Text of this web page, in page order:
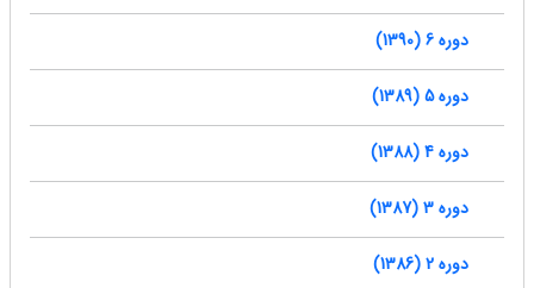
دوره 6 (1390)
دوره 5 (1389)
دوره 4 (1388)
دوره 3 (1387)
دوره 2 (1386)